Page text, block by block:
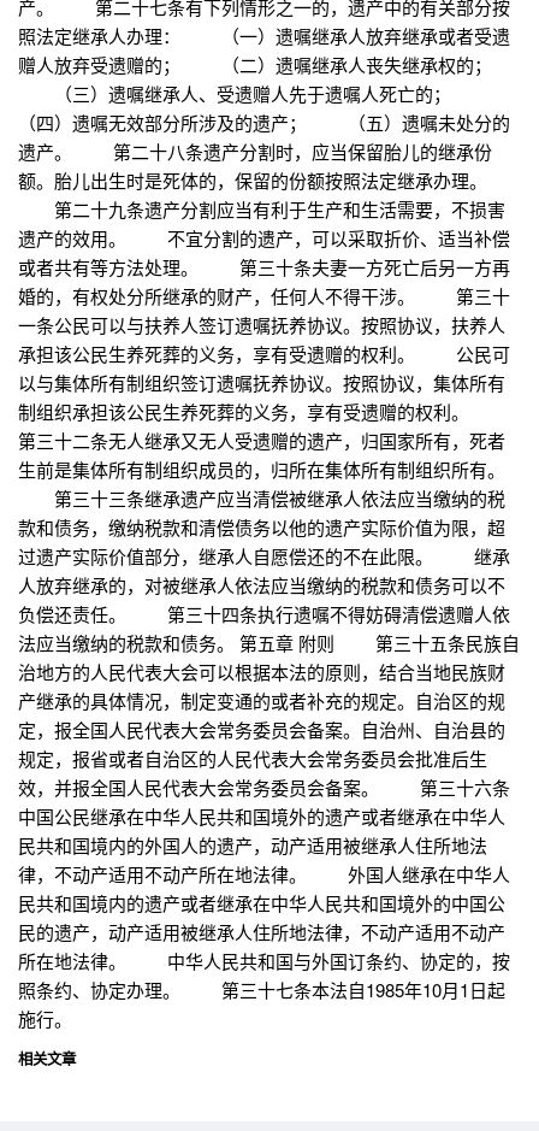
产。 第二十七条有下列情形之一的，遗产中的有关部分按
照法定继承人办理： （一）遗嘱继承人放弃继承或者受遗
赠人放弃受遗赠的； （二）遗嘱继承人丧失继承权的；
（三）遗嘱继承人、受遗赠人先于遗嘱人死亡的；
（四）遗嘱无效部分所涉及的遗产； （五）遗嘱未处分的
遗产。 第二十八条遗产分割时，应当保留胎儿的继承份
额。胎儿出生时是死体的，保留的份额按照法定继承办理。
第二十九条遗产分割应当有利于生产和生活需要，不损害
遗产的效用。 不宜分割的遗产，可以采取折价、适当补偿
或者共有等方法处理。 第三十条夫妻一方死亡后另一方再
婚的，有权处分所继承的财产，任何人不得干涉。 第三十
一条公民可以与扶养人签订遗嘱抚养协议。按照协议，扶养人
承担该公民生养死葬的义务，享有受遗赠的权利。 公民可
以与集体所有制组织签订遗嘱抚养协议。按照协议，集体所有
制组织承担该公民生养死葬的义务，享有受遗赠的权利。
第三十二条无人继承又无人受遗赠的遗产，归国家所有，死者
生前是集体所有制组织成员的，归所在集体所有制组织所有。
第三十三条继承遗产应当清偿被继承人依法应当缴纳的税
款和债务，缴纳税款和清偿债务以他的遗产实际价值为限，超
过遗产实际价值部分，继承人自愿偿还的不在此限。 继承
人放弃继承的，对被继承人依法应当缴纳的税款和债务可以不
负偿还责任。 第三十四条执行遗嘱不得妨碍清偿遗赠人依
法应当缴纳的税款和债务。 第五章 附则 第三十五条民族自
治地方的人民代表大会可以根据本法的原则，结合当地民族财
产继承的具体情况，制定变通的或者补充的规定。自治区的规
定，报全国人民代表大会常务委员会备案。自治州、自治县的
规定，报省或者自治区的人民代表大会常务委员会批准后生
效，并报全国人民代表大会常务委员会备案。 第三十六条
中国公民继承在中华人民共和国境外的遗产或者继承在中华人
民共和国境内的外国人的遗产，动产适用被继承人住所地法
律，不动产适用不动产所在地法律。 外国人继承在中华人
民共和国境内的遗产或者继承在中华人民共和国境外的中国公
民的遗产，动产适用被继承人住所地法律，不动产适用不动产
所在地法律。 中华人民共和国与外国订条约、协定的，按
照条约、协定办理。 第三十七条本法自1985年10月1日起
施行。
相关文章